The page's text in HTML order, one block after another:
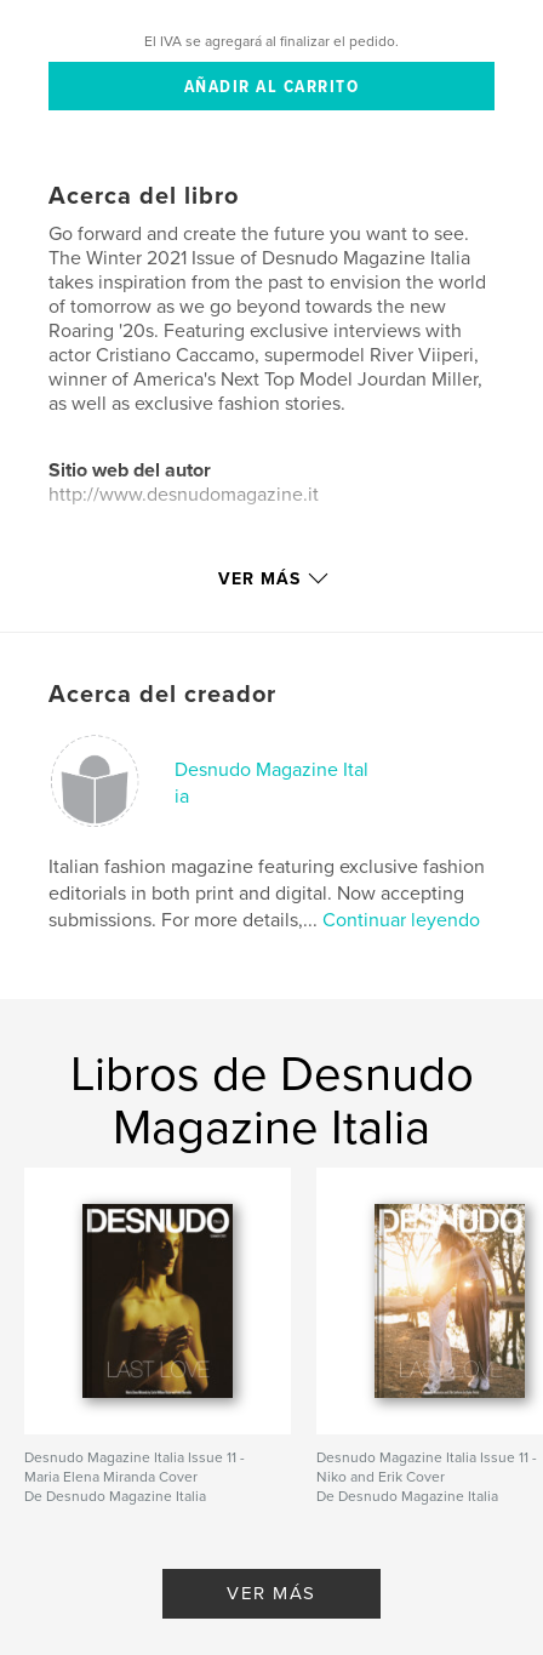
El IVA se agregará al finalizar el pedido.
Acerca del libro
Go forward and create the future you want to see.
The Winter 2021 Issue of Desnudo Magazine Italia
takes inspiration from the past to envision the world
of tomorrow as we go beyond towards the new
Roaring '20s. Featuring exclusive interviews with
actor Cristiano Caccamo, supermodel River Viiperi,
winner of America's Next Top Model Jourdan Miller,
as well as exclusive fashion stories.
Sitio web del autor
http://www.desnudomagazine.it
Características y detalles
Características:Carta de EE. UU., 22×28 cm
Fecha de publicación:dic. 24, 2020
Idioma
Italian
fashion , photography , art , entertainment
, designer
VER MÁS
Acerca del creador
Desnudo Magazine Ital
ia
Italian fashion magazine featuring exclusive fashion
editorials in both print and digital. Now accepting
submissions. For more details,...Continuar leyendo
Libros de Desnudo
Magazine Italia
Desnudo Magazine Italia Issue 11 -
Maria Elena Miranda Cover
De Desnudo Magazine Italia
Desnudo Magazine Italia Issue 11 -
Niko and Erik Cover
De Desnudo Magazine Italia
VER MÁS